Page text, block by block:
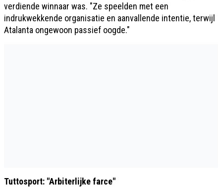
verdiende winnaar was. "Ze speelden met een
indrukwekkende organisatie en aanvallende intentie, terwijl
Atalanta ongewoon passief oogde."
Tuttosport: "Arbiterlijke farce"